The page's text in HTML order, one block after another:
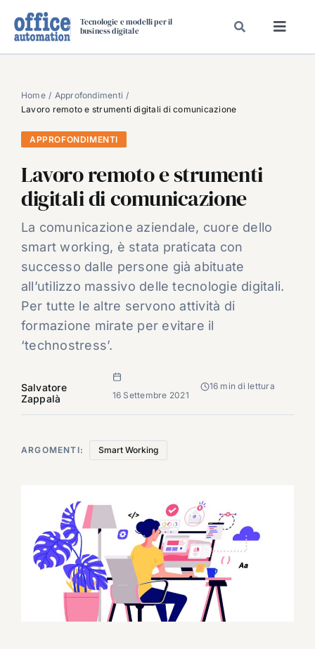
Tecnologie e modelli per il
business digitale
SPECIAL PAPER
TAVOLE ROTONDE DI REDAZIONE
DAL MERCATO
CARRIERE
VIDEO
EVENTI
CHI SIAMO
Home
Approfondimenti
Lavoro remoto e strumenti digitali di comunicazione
APPROFONDIMENTI
Lavoro remoto e strumenti
digitali di comunicazione
La comunicazione aziendale, cuore dello
smart working, è stata praticata con
successo dalle persone già abituate
all’utilizzo massivo delle tecnologie digitali.
Per tutte le altre servono attività di
formazione mirate per evitare il
‘technostress’.
Salvatore
Zappalà
16 Settembre 2021
16 min di lettura
ARGOMENTI: Smart Working